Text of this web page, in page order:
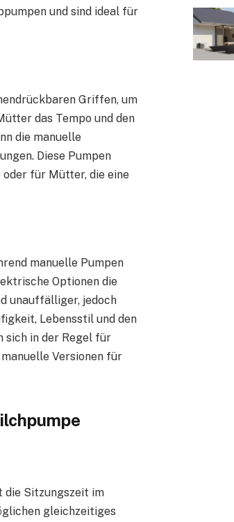
und sind ideal für
Griffen, um
das Tempo und den
die manuelle
Diese Pumpen
für Mütter, die eine
manuelle Pumpen
Optionen die
unauffälliger, jedoch
Lebensstil und den
sich in der Regel für
Versionen für
die Sitzungszeit im
gleichzeitiges